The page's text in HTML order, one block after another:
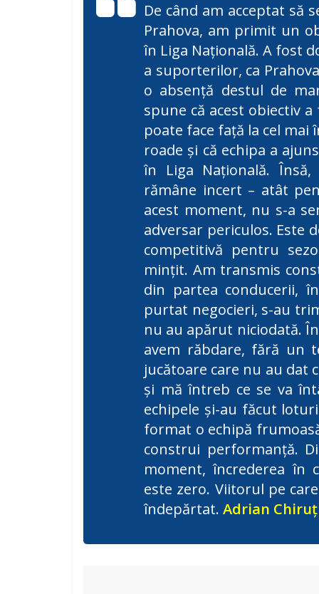
De când am acceptat să
Prahova, am primit un
în Liga Naţională. A fost
a suporterilor, ca
o absenţă destul de
spune că acest obiectiv
poate face față la cel
roade şi că echipa a
în Liga Naţională.
rămâne incert – atât
acest moment, nu s-a
adversar periculos. Este
competitivă pentru
mințit. Am transmis
din partea conducerii,
purtat negocieri, s-au
nu au apărut niciodată.
avem răbdare, fără un
jucătoare care nu au dat
și mă întreb ce se va
echipele și-au făcut
format o echipă
construi performanță.
moment, încrederea în
este zero. Viitorul pe
îndepărtat. Adrian Chiruț